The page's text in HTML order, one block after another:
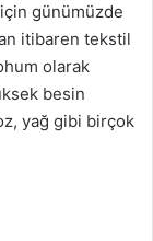
günümüzde
itibaren tekstil
olarak
besin
yağ gibi birçok